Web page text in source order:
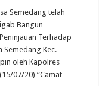
Semedang telah
Bangun
Terhadap
Semedang Kec.
oleh Kapolres
07/20) “Camat